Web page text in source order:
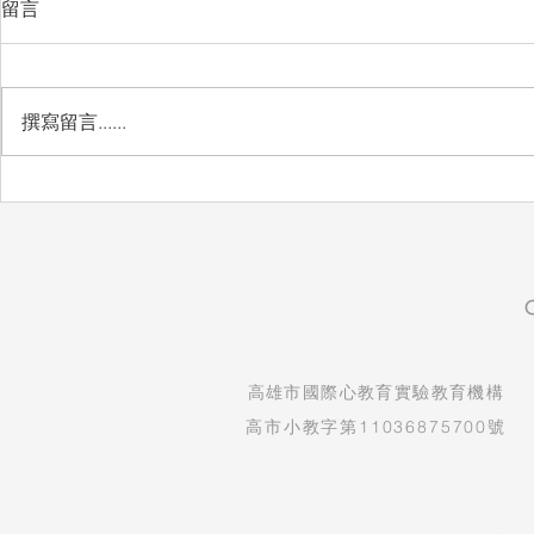
🎉🎉🎉 狂賀喜訊 🎉🎉🎉
留言
撰寫留言......
​高雄市國際心教育實驗教育機構
高市小教字第11036875700號